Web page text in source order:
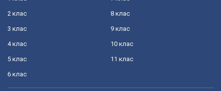
2 клас
3 клас
4 клас
5 клас
6 клас
8 клас
9 клас
10 клас
11 клас